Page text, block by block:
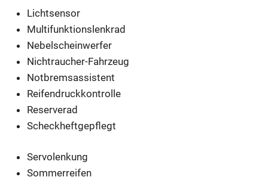
Lichtsensor
Multifunktionslenkrad
Nebelscheinwerfer
Nichtraucher-Fahrzeug
Notbremsassistent
Reifendruckkontrolle
Reserverad
Scheckheftgepflegt
Servolenkung
Sommerreifen